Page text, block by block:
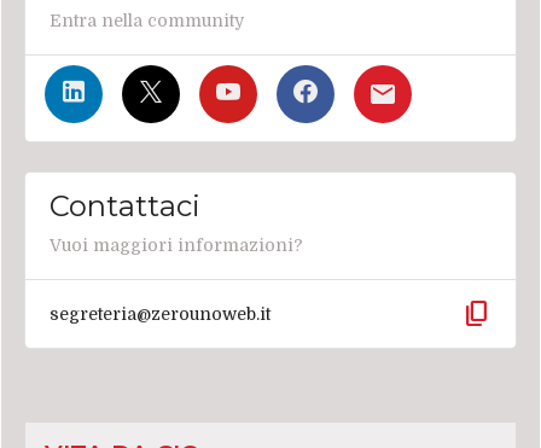
Entra nella community
Contattaci
Vuoi maggiori informazioni?
segreteria@zerounoweb.it content_copy